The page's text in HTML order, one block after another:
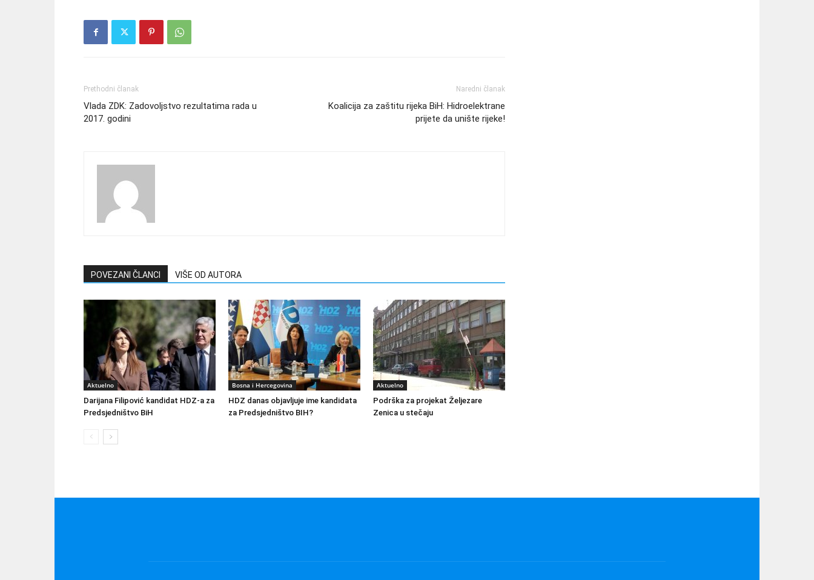
Prethodni članak
Vlada ZDK: Zadovoljstvo rezultatima rada u
2017. godini
Naredni članak
Koalicija za zaštitu rijeka BiH: Hidroelektrane
prijete da unište rijeke!
POVEZANI ČLANCI VIŠE OD AUTORA
Aktuelno
Darijana Filipović kandidat HDZ-a za
Predsjedništvo BiH
Bosna i Hercegovina
HDZ danas objavljuje ime kandidata
za Predsjedništvo BIH?
Aktuelno
Podrška za projekat Željezare
Zenica u stečaju